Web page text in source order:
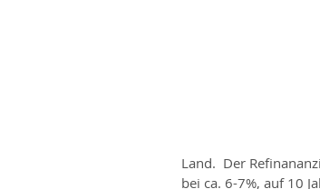
Land.  Der
bei ca. 6-7%, auf 10